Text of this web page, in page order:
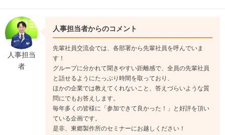
人事担当
者
人事担当者からのコメント
先輩社員交流会では、各部署から先輩社員を呼んでいま
す！
グループに分かれて聞きやすい距離感で、全員の先輩社員
と話せるようにたっぷり時間を取っており、
ほかの企業では教えてくれないこと、答えづらいような質
問にでもお答えします。
毎年多くの皆様に「参加できて良かった！」と好評を頂い
ている企画です。
是非、東郷製作所のセミナーにお越しください！